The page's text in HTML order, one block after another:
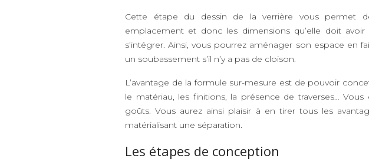
Cette étape du dessin de la verrière vous permet
emplacement et donc les dimensions qu’elle doit
s’intégrer. Ainsi, vous pourrez aménager son espace en
un soubassement s’il n’y a pas de cloison.
L’avantage de la formule sur-mesure est de pouvoir
le matériau, les finitions, la présence de traverses…
goûts. Vous aurez ainsi plaisir à en tirer tous les
matérialisant une séparation.
Les étapes de conception